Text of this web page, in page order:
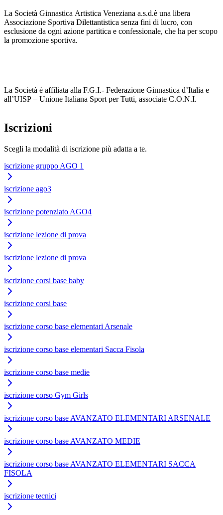
La Società Ginnastica Artistica Veneziana a.s.d.è una libera
Associazione Sportiva Dilettantistica senza fini di lucro, con
esclusione da ogni azione partitica e confessionale, che ha per scopo
la promozione sportiva.
La Società è affiliata alla F.G.I.- Federazione Ginnastica d’Italia e
all’UISP – Unione Italiana Sport per Tutti, associate C.O.N.I.
Iscrizioni
Scegli la modalità di iscrizione più adatta a te.
iscrizione gruppo AGO 1
iscrizione ago3
iscrizione potenziato AGO4
iscrizione lezione di prova
iscrizione lezione di prova
iscrizione corsi base baby
iscrizione corsi base
iscrizione corso base elementari Arsenale
iscrizione corso base elementari Sacca Fisola
iscrizione corso base medie
iscrizione corso Gym Girls
iscrizione corso base AVANZATO ELEMENTARI ARSENALE
iscrizione corso base AVANZATO MEDIE
iscrizione corso base AVANZATO ELEMENTARI SACCA
FISOLA
iscrizione tecnici